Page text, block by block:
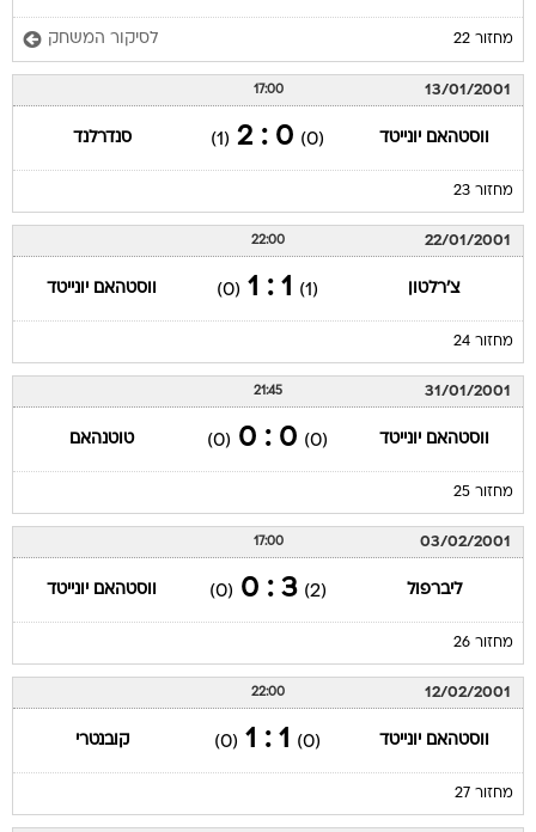
מחזור 22 לסיקור המשחק
13/01/2001
17:00
ווסטהאם יונייטד (0)
0 : 2
(1) סנדרלנד
מחזור 23
22/01/2001
22:00
צ'רלטון (1)
1 : 1
(0) ווסטהאם יונייטד
מחזור 24
31/01/2001
21:45
ווסטהאם יונייטד (0)
0 : 0
(0) טוטנהאם
מחזור 25
03/02/2001
17:00
ליברפול (2)
3 : 0
(0) ווסטהאם יונייטד
מחזור 26
12/02/2001
22:00
ווסטהאם יונייטד (0)
1 : 1
(0) קובנטרי
מחזור 27